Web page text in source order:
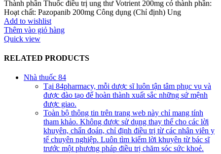
Thành phần Thuốc điều trị ung thư Votrient 200mg có thành phần:
Hoạt chất: Pazopanib 200mg Công dụng (Chỉ định) Ung
Add to wishlist
Thêm vào giỏ hàng
Quick view
RELATED PRODUCTS
Nhà thuốc 84
Tại 84pharmacy, mỗi dược sĩ luôn tận tâm phục vụ và
được đào tạo để hoàn thành xuất sắc những sứ mệnh
được giao.
Toàn bộ thông tin trên trang web này chỉ mang tính
tham khảo. Không được sử dụng thay thế cho các lời
khuyên, chẩn đoán, chỉ định điều trị từ các nhân viên y
tế chuyên nghiệp. Luôn tìm kiếm lời khuyên từ bác sĩ
trước một phương pháp điều trị chăm sóc sức khoẻ.